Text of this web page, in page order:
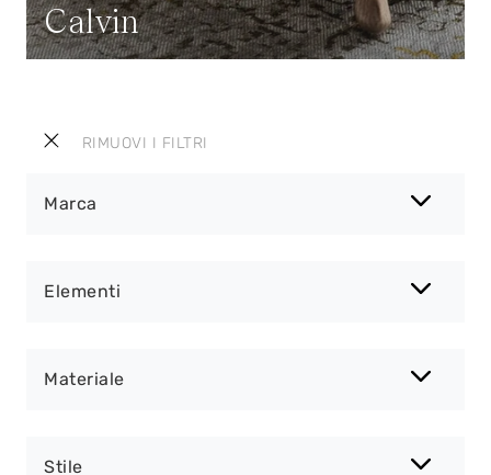
RIMUOVI I FILTRI
Marca
Elementi
Materiale
Stile
Calvin